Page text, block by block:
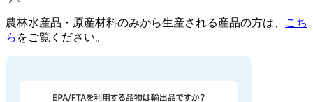
農林水産品・原産材料のみから生産される産品の方は、
こち
ら をご覧ください。